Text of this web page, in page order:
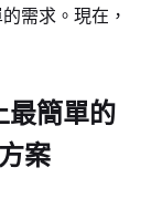
需求。現在，
簡單的
案